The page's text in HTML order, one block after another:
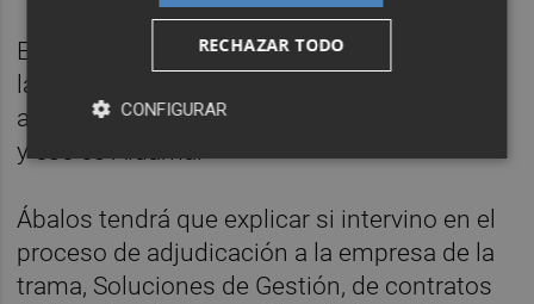
Estos subrayaron su papel "fundamental" en
la presunta banda organizada, aunque
apuntaron también que "el que paga manda"
y ese es Aldama.
Ábalos tendrá que explicar si intervino en el
proceso de adjudicación a la empresa de la
trama, Soluciones de Gestión, de contratos
RECHAZAR TODO
CONFIGURAR